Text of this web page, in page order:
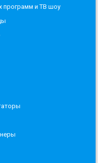
программ и ТВ шоу